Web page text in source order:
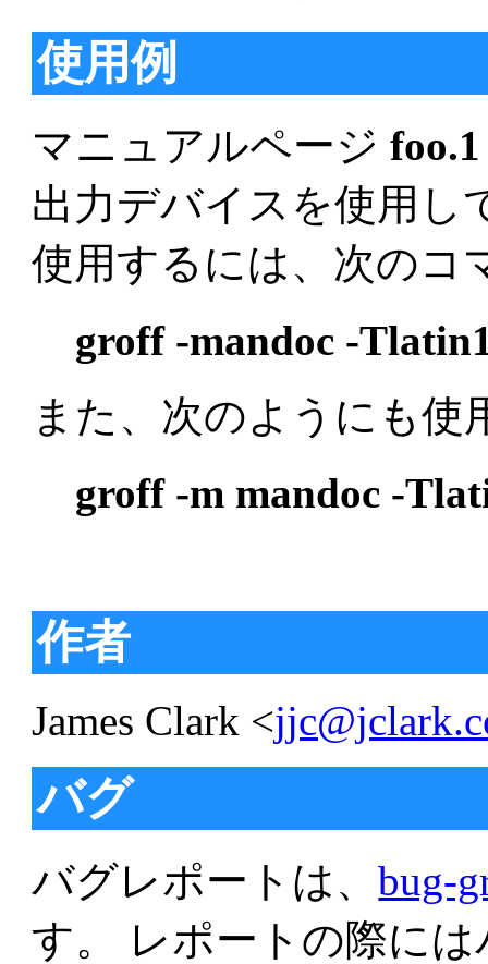
使用例
マニュアルページfoo.1
出力デバイスを使用し
使用するには、次のコ
groff -mandoc -
また、次のようにも使
groff -m mandoc -
作者
James Clark <
バグ
バグレポートは、bug-
す。 レポートの際に